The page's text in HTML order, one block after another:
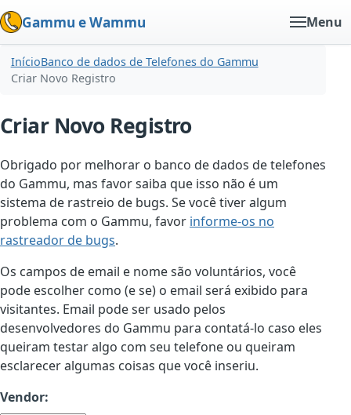
Gammu e Wammu Menu
InícioBanco de dados de Telefones do Gammu
Criar Novo Registro
Criar Novo Registro
Obrigado por melhorar o banco de dados de telefones
do Gammu, mas favor saiba que isso não é um
sistema de rastreio de bugs. Se você tiver algum
problema com o Gammu, favor informe-os no
rastreador de bugs.
Os campos de email e nome são voluntários, você
pode escolher como (e se) o email será exibido para
visitantes. Email pode ser usado pelos
desenvolvedores do Gammu para contatá-lo caso eles
queiram testar algo com seu telefone ou queiram
esclarecer algumas coisas que você inseriu.
Vendor: